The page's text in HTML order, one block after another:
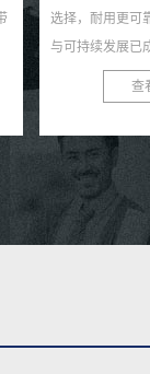
高效且耐用的管
类给水工程中得
种钢管以其独
防腐性能及出色
查